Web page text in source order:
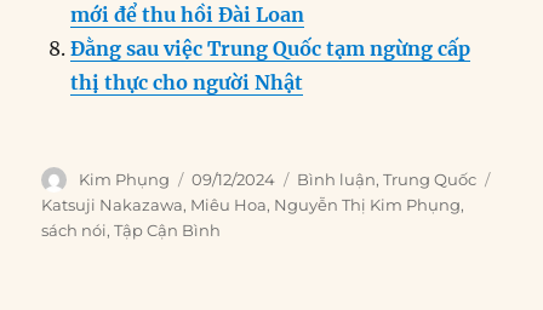
mới để thu hồi Đài Loan
Đằng sau việc Trung Quốc tạm ngừng cấp
thị thực cho người Nhật
Author
Kim Phụng
Posted
on
09/12/2024 Categories
Bình luận,Trung Quốc
Katsuji Nakazawa, Miêu Hoa, Nguyễn Thị Kim Phụng,
sách nói,Tập Cận Bình